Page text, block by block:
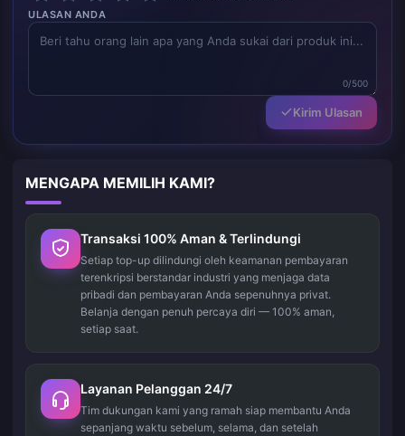
ULASAN ANDA
0/500
Kirim Ulasan
MENGAPA MEMILIH KAMI?
Transaksi 100% Aman & Terlindungi
Setiap top-up dilindungi oleh keamanan pembayaran
terenkripsi berstandar industri yang menjaga data
pribadi dan pembayaran Anda sepenuhnya privat.
Belanja dengan penuh percaya diri — 100% aman,
setiap saat.
Layanan Pelanggan 24/7
Tim dukungan kami yang ramah siap membantu Anda
sepanjang waktu sebelum, selama, dan setelah